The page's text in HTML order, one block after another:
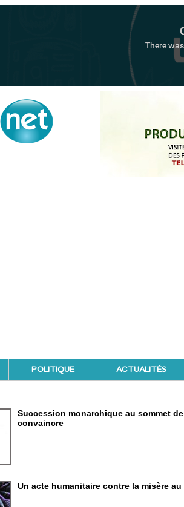
POLITIQUE ACTUALITÉS
Succession monarchique au sommet
convaincre
Un acte humanitaire contre la misère au